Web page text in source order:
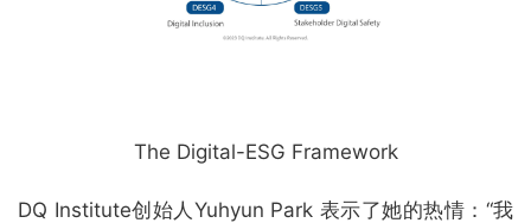
The Digital-ESG Framework
DQ Institute创始人Yuhyun Park 表示了她的热情：“我